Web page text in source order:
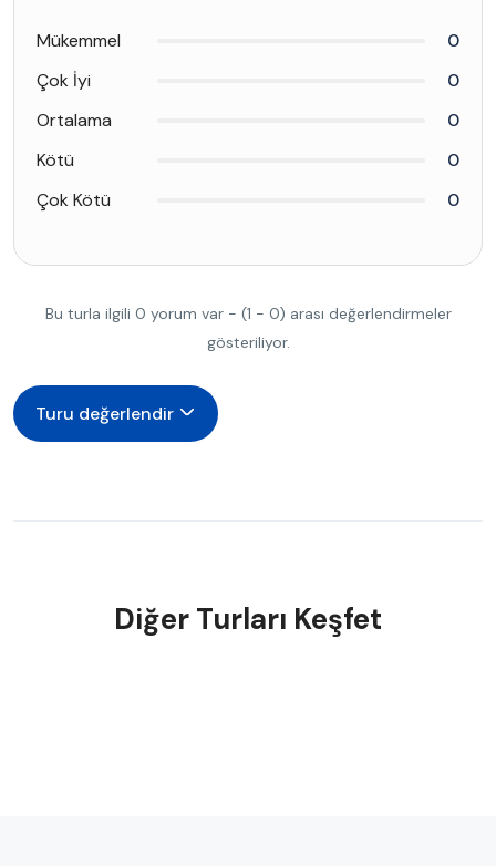
Mükemmel
0
Çok İyi
0
Ortalama
0
Kötü
0
Çok Kötü
0
Bu turla ilgili 0 yorum var - (1 - 0) arası değerlendirmeler
gösteriliyor.
Turu değerlendir
Diğer Turları Keşfet